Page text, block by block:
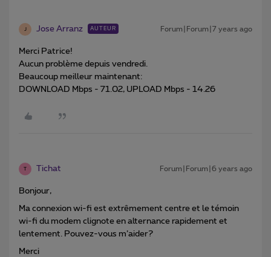
Jose Arranz AUTEUR Forum|Forum|7 years ago
Merci Patrice!
Aucun problème depuis vendredi.
Beaucoup meilleur maintenant:
DOWNLOAD Mbps - 71.02, UPLOAD Mbps - 14.26
T Tichat Forum|Forum|6 years ago
Bonjour,
Ma connexion wi-fi est extrêmement centre et le témoin
wi-fi du modem clignote en alternance rapidement et
lentement. Pouvez-vous m’aider?
Merci